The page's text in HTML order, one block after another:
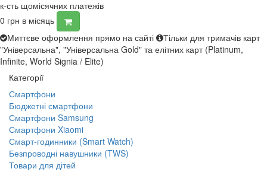
к-сть щомісячних платежів
0 грн в місяць
Миттєве оформлення прямо на сайті
Тільки для тримачів карт
"Універсальна", "Універсальна Gold" та елітних карт (Platinum,
Infinite, World Signia / Elite)
Категорії
Смартфони
Бюджетні смартфони
Смартфони Samsung
Смартфони Xiaomi
Смарт-годинники (Smart Watch)
Безпроводні навушники (TWS)
Товари для дітей